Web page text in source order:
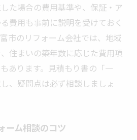
た場合の費用基準や、保証・ア
費用も事前に説明を受けておく
市のリフォーム会社では、地域
住まいの築年数に応じた費用項
あります。見積もり書の「一
、疑問点は必ず相談しましょ
ーム相談のコツ